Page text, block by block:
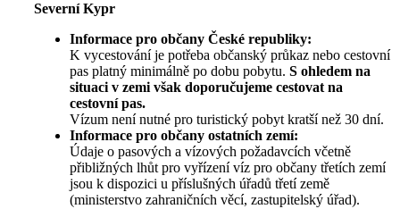
Severní Kypr
Informace pro občany České republiky:
K vycestování je potřeba občanský průkaz nebo cestovní
pas platný minimálně po dobu pobytu. S ohledem na
situaci v zemi však doporučujeme cestovat na
cestovní pas.
Vízum není nutné pro turistický pobyt kratší než 30 dní.
Informace pro občany ostatních zemí:
Údaje o pasových a vízových požadavcích včetně
přibližných lhůt pro vyřízení víz pro občany třetích zemí
jsou k dispozici u příslušných úřadů třetí země
(ministerstvo zahraničních věcí, zastupitelský úřad).